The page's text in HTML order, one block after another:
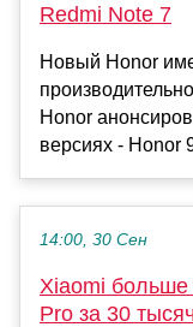
Redmi Note 7
Новый Honor
Honor
версиях - Honor
14:00, 30 Сен
Xiaomi
Pro за 30